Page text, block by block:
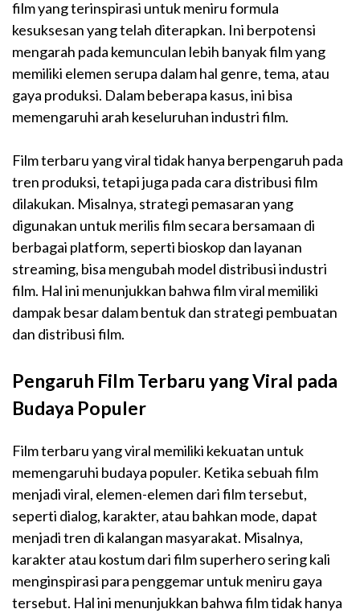
film yang terinspirasi untuk meniru formula
kesuksesan yang telah diterapkan. Ini berpotensi
mengarah pada kemunculan lebih banyak film yang
memiliki elemen serupa dalam hal genre, tema, atau
gaya produksi. Dalam beberapa kasus, ini bisa
memengaruhi arah keseluruhan industri film.
Film terbaru yang viral tidak hanya berpengaruh pada
tren produksi, tetapi juga pada cara distribusi film
dilakukan. Misalnya, strategi pemasaran yang
digunakan untuk merilis film secara bersamaan di
berbagai platform, seperti bioskop dan layanan
streaming, bisa mengubah model distribusi industri
film. Hal ini menunjukkan bahwa film viral memiliki
dampak besar dalam bentuk dan strategi pembuatan
dan distribusi film.
Pengaruh Film Terbaru yang Viral pada
Budaya Populer
Film terbaru yang viral memiliki kekuatan untuk
memengaruhi budaya populer. Ketika sebuah film
menjadi viral, elemen-elemen dari film tersebut,
seperti dialog, karakter, atau bahkan mode, dapat
menjadi tren di kalangan masyarakat. Misalnya,
karakter atau kostum dari film superhero sering kali
menginspirasi para penggemar untuk meniru gaya
tersebut. Hal ini menunjukkan bahwa film tidak hanya